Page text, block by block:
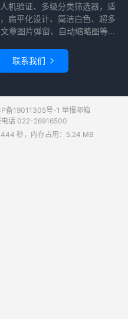
机验证、多级分类筛选器，适
扁平化设计、简洁白色、超多
章图片弹窗、自动缩略图等...
联系我们 
备19011305号-1 举报邮箱
话 022-26916500
秒，内存占用：5.24 MB